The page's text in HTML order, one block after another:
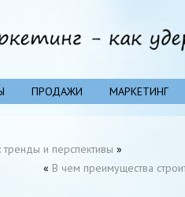
ПРОДАЖИ МАРКЕТИНГ
и перспективы »
« В чем преимущества